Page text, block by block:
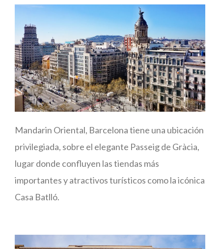
Mandarin Oriental, Barcelona tiene una ubicación
privilegiada, sobre el elegante Passeig de Gràcia,
lugar donde confluyen las tiendas más
importantes y atractivos turísticos como la icónica
Casa Batlló.